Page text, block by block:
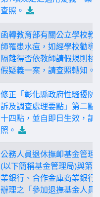
查照。
函轉教育部有關公立學校教
師罹患水痘，如經學校勸導
隔離得否依教師請假規則核
假疑義一案，請查照轉知。
修正「彰化縣政府性騷擾防
訴及調查處理要點」第二點
十四點，並自即日生效，請
照。
公務人員退休撫卹基金管理
(以下簡稱基金管理局)與第
業銀行、合作金庫商業銀行
辦理之「參加退撫基金人員